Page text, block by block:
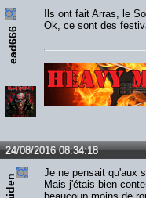
ead666
Ils ont fait Arras, le
Ok, ce sont des
24/08/2016 08:34:18
Je ne pensait qu'aux
Mais j'étais bien